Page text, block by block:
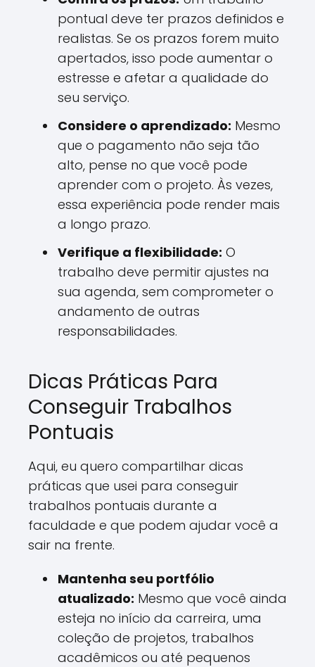
pontual deve ter prazos definidos e
realistas. Se os prazos forem muito
apertados, isso pode aumentar o
estresse e afetar a qualidade do
seu serviço.
Considere o aprendizado: Mesmo
que o pagamento não seja tão
alto, pense no que você pode
aprender com o projeto. Às vezes,
essa experiência pode render mais
a longo prazo.
Verifique a flexibilidade: O
trabalho deve permitir ajustes na
sua agenda, sem comprometer o
andamento de outras
responsabilidades.
Dicas Práticas Para
Conseguir Trabalhos
Pontuais
Aqui, eu quero compartilhar dicas
práticas que usei para conseguir
trabalhos pontuais durante a
faculdade e que podem ajudar você a
sair na frente.
Mantenha seu portfólio
atualizado: Mesmo que você ainda
esteja no início da carreira, uma
coleção de projetos, trabalhos
acadêmicos ou até pequenos